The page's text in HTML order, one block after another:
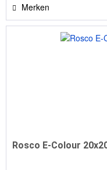
Merken
Rosco E-Colour